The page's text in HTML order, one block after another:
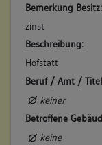
5. Bauphase:
(1906)
Karl Martin lässt
Schulgasse, zu
Betroffene
keine
Bemerkung Besitz:
zinst
Beschreibung:
Hofstatt
Beruf / Amt /
keiner
Betroffene
keine